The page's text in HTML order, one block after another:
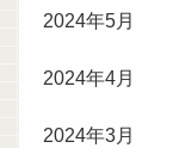
2024年5月
2024年4月
2024年3月